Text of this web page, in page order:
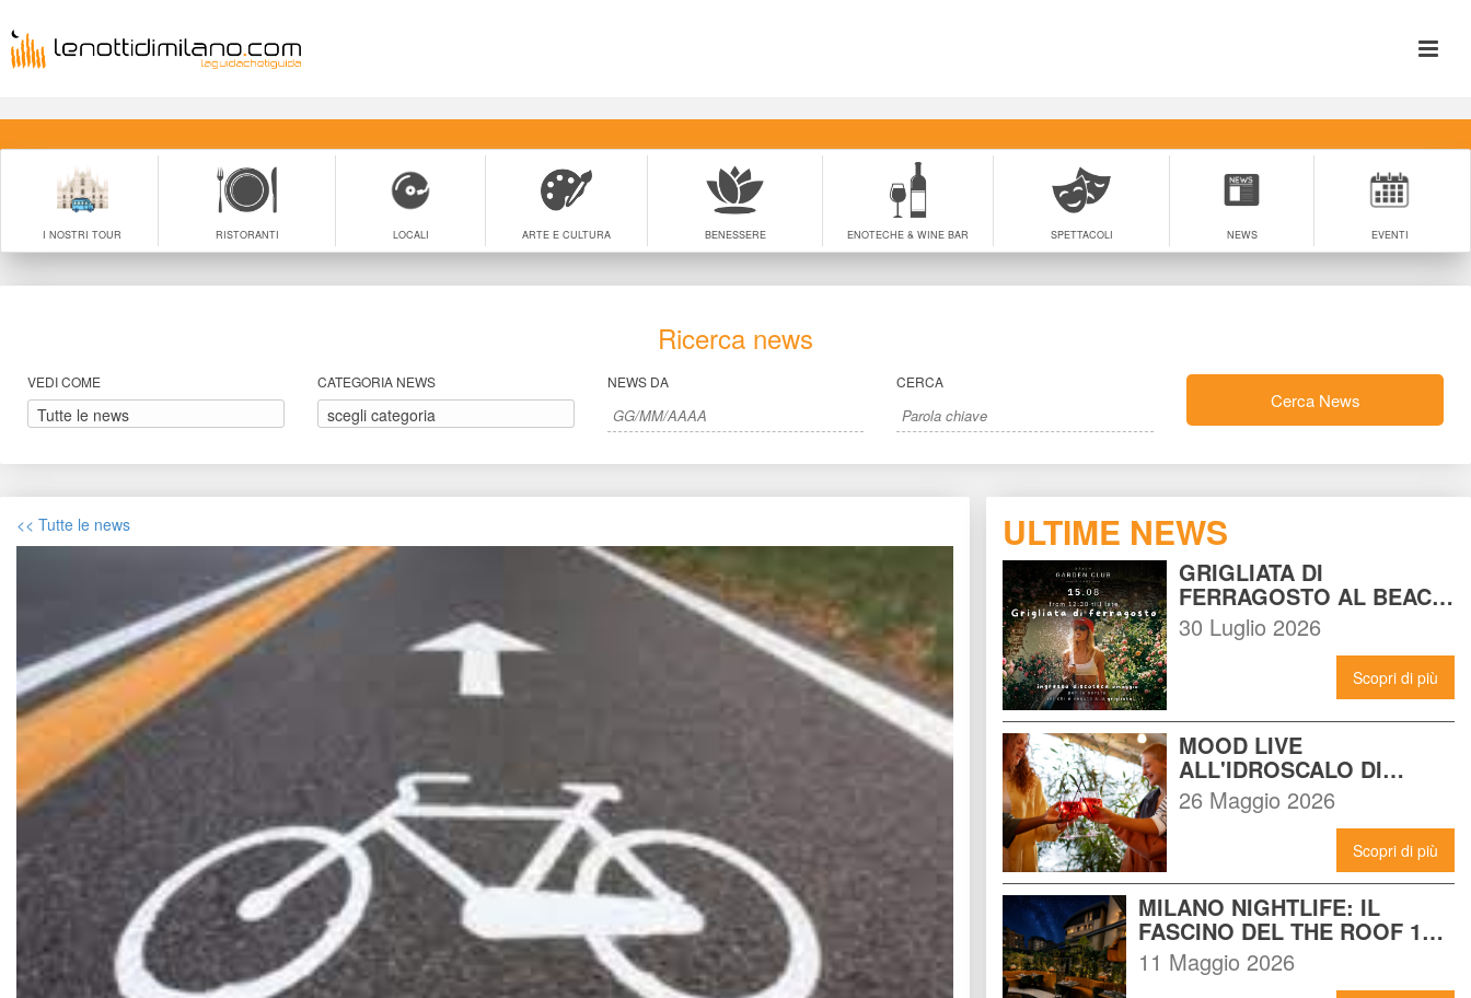
I NOSTRI TOUR RISTORANTI LOCALI ARTE E CULTURA BENESSERE ENOTECHE & WINE BAR SPETTACOLI NEWS EVENTI
Ricerca new
VEDI COME CATEGORIA NEWS NEWS DA CERCA
Cerca New
<< Tutte le new ULTIME NEWS
GRIGLIATA DI
FERRAGOSTO AL BEACH
GARDEN CLUB MILANO:
LA FESTA DA NON
PERDERE DEL 15
30 Luglio 2026
Scopri di più
MOOD LIVE
ALL'IDROSCALO DI
MILANO: IL LOCALE CHE
DEVI CONOSCERE
26 Maggio 2026
Scopri di più
MILANO NIGHTLIFE: IL
FASCINO DEL THE ROOF 14
INCONTRA L'ENERGIA DEL
NOMAD
11 Maggio 2026